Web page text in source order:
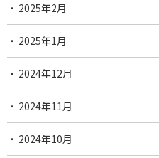
2025年2月
2025年1月
2024年12月
2024年11月
2024年10月